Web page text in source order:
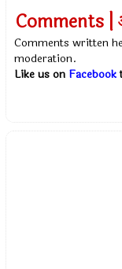
Comments |
Comments written
moderation.
Like us on Facebook